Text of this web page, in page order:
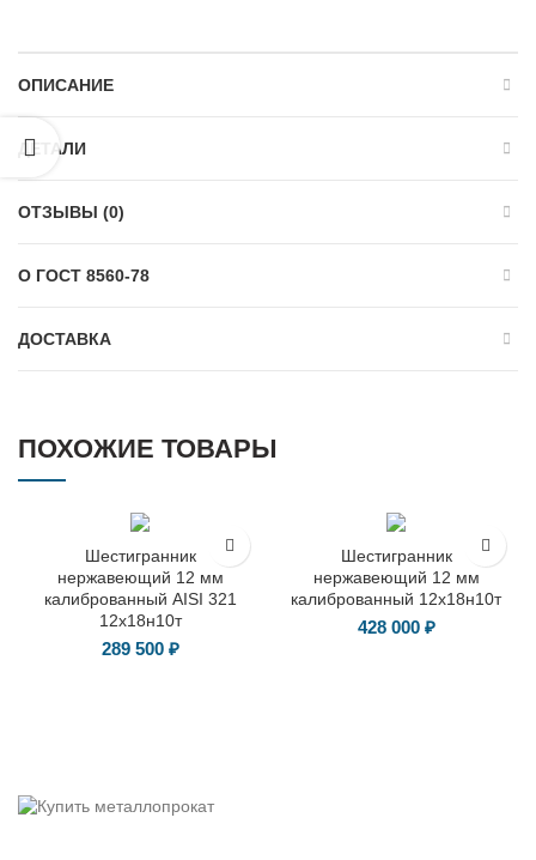
ОПИСАНИЕ
ДЕТАЛИ
ОТЗЫВЫ (0)
О ГОСТ 8560-78
ДОСТАВКА
ПОХОЖИЕ ТОВАРЫ
Шестигранник
нержавеющий 12 мм
калиброванный AISI 321
12х18н10т
289 500 ₽
Шестигранник
нержавеющий 12 мм
калиброванный 12х18н10т
428 000 ₽